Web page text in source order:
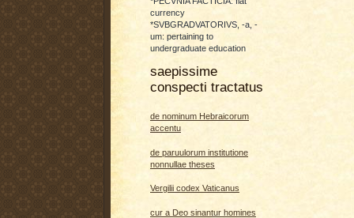
currency
*SVBGRADVATORIVS, -a, -
um: pertaining to
undergraduate education
saepissime
conspecti tractatus
de nominum Hebraicorum
accentu
de paruulorum institutione
nonnullae theses
Vergilii codex Vaticanus
cur a Deo sinantur homines